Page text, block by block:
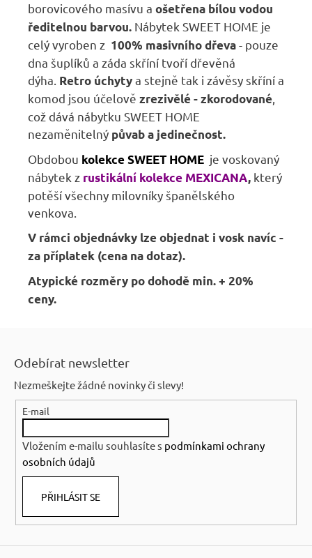
borovicového masívu a ošetřena bílou vodou
ředitelnou barvou. Nábytek SWEET HOME je
celý vyroben z 100% masivního dřeva- pouze
dna šuplíků a záda skříní tvoří dřevěná
dýha. Retro úchytya stejně tak i závěsy skříní a
komod jsou účelově zrezivělé - zkorodované,
což dává nábytku SWEET HOME
nezaměnitelný půvab a jedinečnost.
Obdobou kolekce SWEET HOME je voskovaný
nábytek z rustikální kolekce MEXICANA, který
potěší všechny milovníky španělského
venkova.
V rámci objednávky lze objednat i vosk navíc -
za příplatek (cena na dotaz).
Atypické rozměry po dohodě min. + 20%
ceny.
Odebírat newsletter
Nezmeškejte žádné novinky či slevy!
E-mail
Vložením e-mailu souhlasíte s podmínkami ochrany
osobních údajů
PŘIHLÁSIT SE